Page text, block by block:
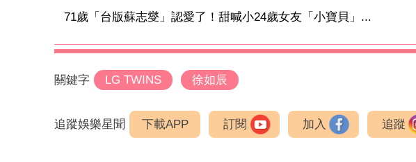
71歲「台版蘇志燮」認愛了！甜喊小24歲女友「小寶貝」...
關鍵字 LG TWINS 徐如辰
追蹤娛樂星聞 下載APP 訂閱 加入 追蹤